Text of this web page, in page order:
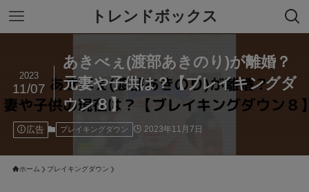
トレンドボックス
あきべぇ(渡部あきのり)が離婚？
元妻や子供は？【ブレイキングダ
ウン８】
2023
11/07
広告 ブレイキングダウン 2023年11月7日
ホーム ブレイキングダウン